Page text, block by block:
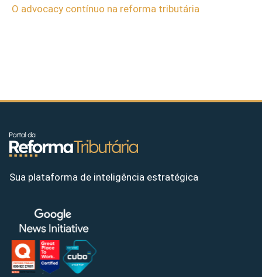
O advocacy contínuo na reforma tributária
Sua plataforma de inteligência estratégica